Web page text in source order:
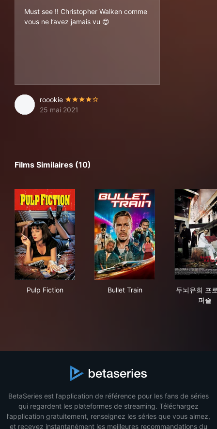
Must see !! Christopher Walken comme
vous ne l’avez jamais vu 😍
roookie
25 mai 2021
Films Similaires (10)
Pulp Fiction Bullet Train
두뇌유희 프
퍼즐
BetaSeries est l’application de référence pour les fans de séries
qui regardent les plateformes de streaming. Téléchargez
l’application gratuitement, renseignez les séries que vous aimez,
et recevez instantanément les meilleures recommandations du